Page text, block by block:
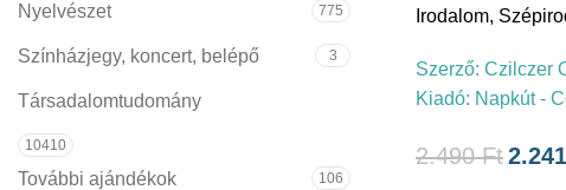
Nyelvészet 775
Színházjegy, koncert, belépő 3
Társadalomtudomány
10410
További ajándékok 106
Irodalom,
Szerző: Czilczer
Kiadó: Napkút -
2.490Ft2.241